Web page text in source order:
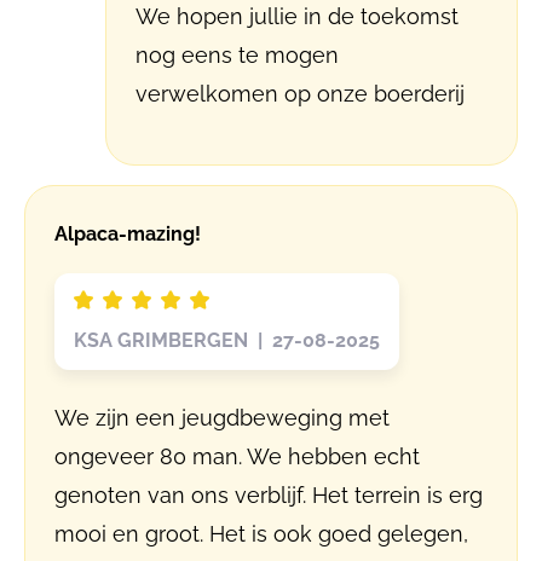
We hopen jullie in de toekomst
nog eens te mogen
verwelkomen op onze boerderij
Alpaca-mazing!
KSA GRIMBERGEN | 27-08-2025
We zijn een jeugdbeweging met
ongeveer 80 man. We hebben echt
genoten van ons verblijf. Het terrein is erg
mooi en groot. Het is ook goed gelegen,